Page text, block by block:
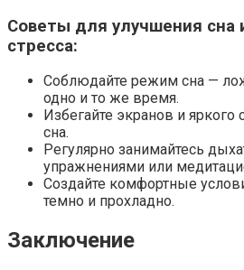
Советы для улучшения сна
стресса:
Соблюдайте режим сна —
одно и то же время.
Избегайте экранов и яркого
сна.
Регулярно занимайтесь
упражнениями или
Создайте комфортные
темно и прохладно.
Заключение